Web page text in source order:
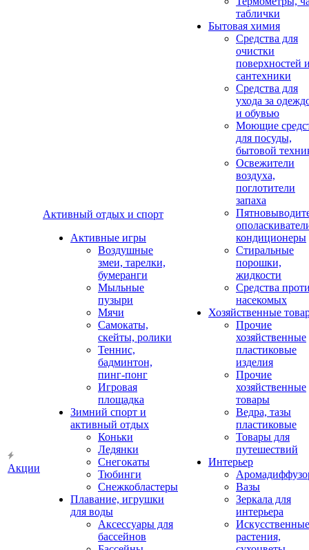
Акции
Активный отдых и спорт
Активные игры
Воздушные
змеи, тарелки,
бумеранги
Мыльные
пузыри
Мячи
Самокаты,
скейты, ролики
Теннис,
бадминтон,
пинг-понг
Игровая
площадка
Зимний спорт и
активный отдых
Коньки
Ледянки
Снегокаты
Тюбинги
Снежкобластеры
Плавание, игрушки
для воды
Аксессуары для
бассейнов
таблички
Бытовая химия
Средства для
очистки
поверхностей
сантехники
Средства для
ухода за
и обувью
Моющие
для посуды,
бытовой
Освежители
воздуха,
поглотители
запаха
кондиционеры
Стиральные
порошки,
жидкости
Средства
насекомых
Хозяйственные
Прочие
хозяйственные
пластиковые
изделия
Прочие
хозяйственные
товары
Ведра, тазы
пластиковые
Товары для
путешествий
Интерьер
Вазы
Зеркала для
интерьера
Искусственные
растения,